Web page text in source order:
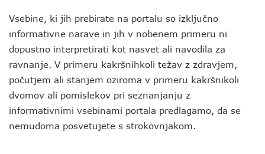
Vsebine, ki jih prebirate na portalu so izključno
informativne narave in jih v nobenem primeru ni
dopustno interpretirati kot nasvet ali navodila za
ravnanje. V primeru kakršnihkoli težav z zdravjem,
počutjem ali stanjem oziroma v primeru kakršnikoli
dvomov ali pomislekov pri seznanjanju z
informativnimi vsebinami portala predlagamo, da se
nemudoma posvetujete s strokovnjakom.